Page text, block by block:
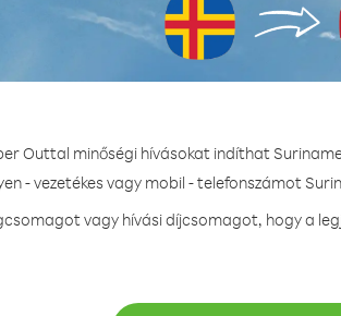
Outtal minőségi hívásokat indíthat
- vezetékes vagy mobil - telefonszámot
vagy hívási díjcsomagot, hogy a